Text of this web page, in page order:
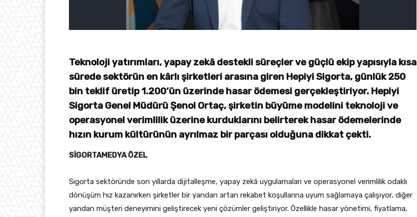
Teknoloji yatırımları, yapay zekâ destekli süreçler ve güçlü ekip yapısıyla kısa
sürede sektörün en kârlı şirketleri arasına giren Hepiyi Sigorta, günlük 250
bin teklif üretip 1.200’ün üzerinde hasar ödemesi gerçekleştiriyor. Hepiyi
Sigorta Genel Müdürü Şenol Ortaç, şirketin büyüme modelini teknoloji ve
operasyonel verimlilik üzerine kurduklarını belirterek hasar ödemelerinde
hızın kurum kültürünün ayrılmaz bir parçası olduğuna dikkat çekti.
SİGORTAMEDYA ÖZEL
Sigorta sektöründe son yıllarda dijitalleşme, yapay zekâ uygulamaları ve operasyonel verimlilik odaklı
dönüşüm hız kazanırken şirketler bir yandan artan rekabet koşullarına uyum sağlamaya çalışıyor, diğer
yandan müşteri deneyimini geliştirecek yeni çözümler geliştiriyor. Özellikle hasar yönetimi, fiyatlama,